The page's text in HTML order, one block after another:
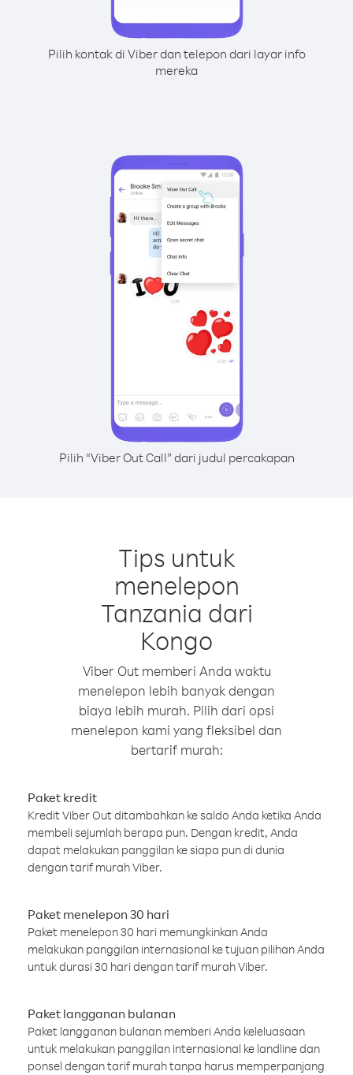
Pilih kontak di Viber dan telepon dari layar info
mereka
Pilih “Viber Out Call” dari judul percakapan
Tips untuk
menelepon
Tanzania dari
Kongo
Viber Out memberi Anda waktu
menelepon lebih banyak dengan
biaya lebih murah. Pilih dari opsi
menelepon kami yang fleksibel dan
bertarif murah:
Paket kredit
Kredit Viber Out ditambahkan ke saldo Anda ketika Anda
membeli sejumlah berapa pun. Dengan kredit, Anda
dapat melakukan panggilan ke siapa pun di dunia
dengan tarif murah Viber.
Paket menelepon 30 hari
Paket menelepon 30 hari memungkinkan Anda
melakukan panggilan internasional ke tujuan pilihan Anda
untuk durasi 30 hari dengan tarif murah Viber.
Paket langganan bulanan
Paket langganan bulanan memberi Anda keleluasaan
untuk melakukan panggilan internasional ke landline dan
ponsel dengan tarif murah tanpa harus memperpanjang